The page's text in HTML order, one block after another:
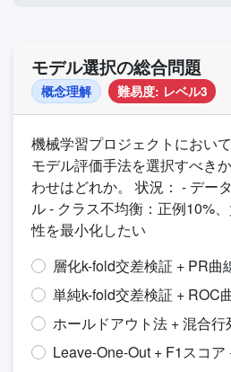
モデル選択の総合問題
概念理解 難易度: レベル3
機械学習プロジェクトにおい
モデル評価手法を選択すべき
わせはどれか。 状況： - デー
ル - クラス不均衡：正例10%
性を最小化したい
層化k-fold交差検証 + PR曲
単純k-fold交差検証 + ROC
ホールドアウト法 + 混合
Leave-One-Out + F1スコ